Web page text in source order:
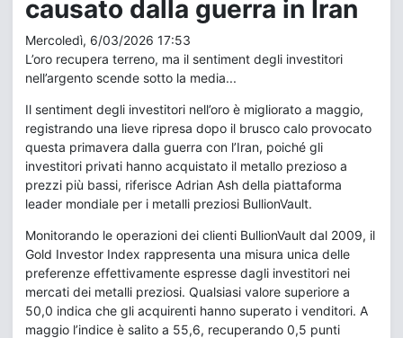
causato dalla guerra in Iran
Mercoledì, 6/03/2026 17:53
L’oro recupera terreno, ma il sentiment degli investitori
nell’argento scende sotto la media...
Il sentiment degli investitori nell’oro è migliorato a maggio,
registrando una lieve ripresa dopo il brusco calo provocato
questa primavera dalla guerra con l’Iran, poiché gli
investitori privati hanno acquistato il metallo prezioso a
prezzi più bassi, riferisce Adrian Ash della piattaforma
leader mondiale per i metalli preziosi BullionVault.
Monitorando le operazioni dei clienti BullionVault dal 2009, il
Gold Investor Index rappresenta una misura unica delle
preferenze effettivamente espresse dagli investitori nei
mercati dei metalli preziosi. Qualsiasi valore superiore a
50,0 indica che gli acquirenti hanno superato i venditori. A
maggio l’indice è salito a 55,6, recuperando 0,5 punti